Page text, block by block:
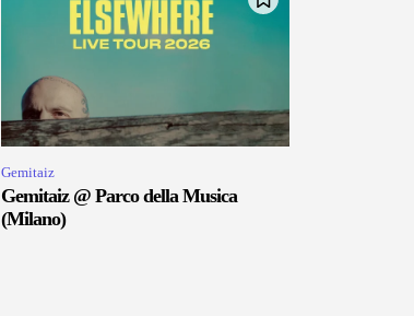
Gemitaiz
Gemitaiz @ Parco della Musica
(Milano)